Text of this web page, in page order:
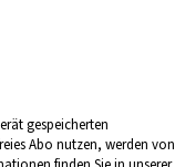
gespeicherten
Abo nutzen, werden von